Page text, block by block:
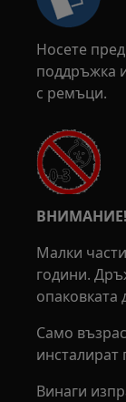
Носете
поддръжка
с ремъци.
ВНИМАНИЕ!
Малки
години.
опаковката
Само
инсталират
Винаги